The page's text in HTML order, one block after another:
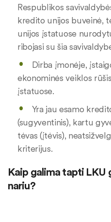
Respublikos
kredito unijos buveinė,
unijos įstatuose
ribojasi su šia
Dirba įmonėje,
ekonominės veiklos
įstatuose.
Yra jau esamo
(sugyventinis), kartu
tėvas (įtėvis),
kriterijus.
Kaip galima tapti LKU
nariu?